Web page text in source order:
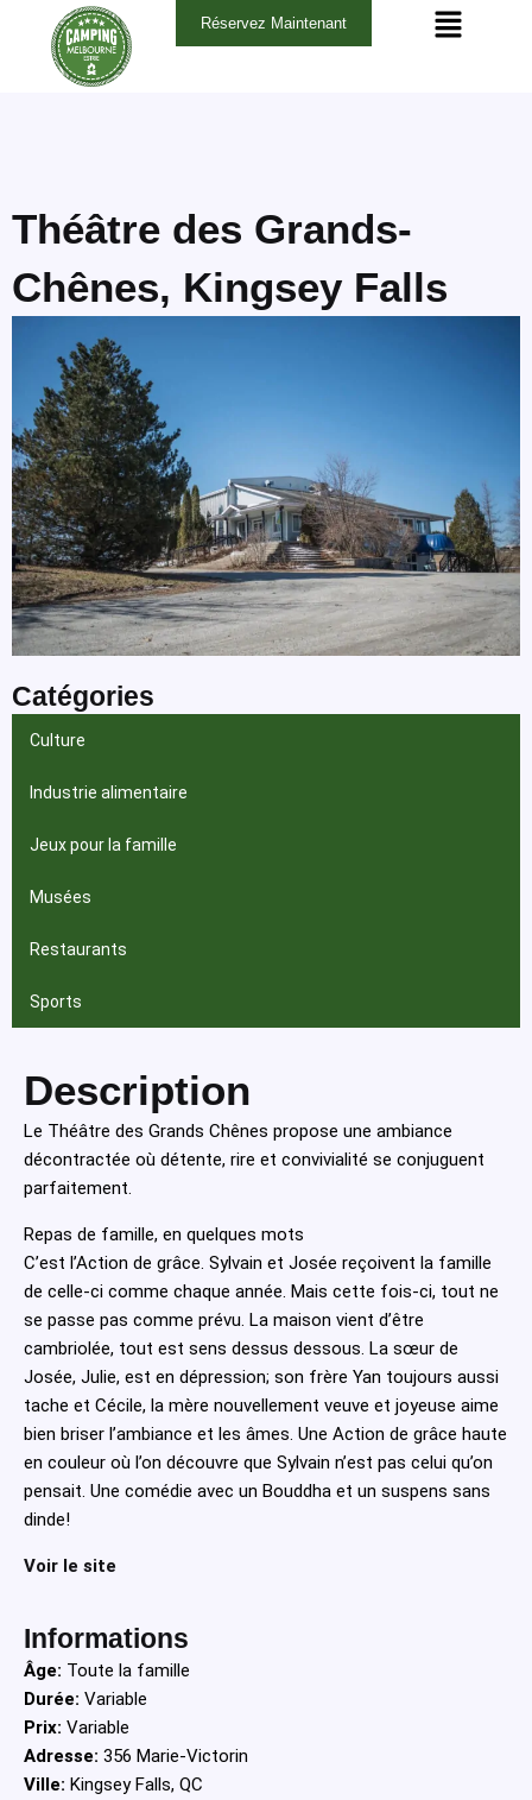
contenu
Réservez Maintenant
Théâtre des Grands-
Chênes, Kingsey Falls
Catégories
Culture
Industrie alimentaire
Jeux pour la famille
Musées
Restaurants
Sports
Description
Le Théâtre des Grands Chênes propose une ambiance
décontractée où détente, rire et convivialité se conjuguent
parfaitement.
Repas de famille, en quelques mots
C’est l’Action de grâce. Sylvain et Josée reçoivent la famille
de celle-ci comme chaque année. Mais cette fois-ci, tout ne
se passe pas comme prévu. La maison vient d’être
cambriolée, tout est sens dessus dessous. La sœur de
Josée, Julie, est en dépression; son frère Yan toujours aussi
tache et Cécile, la mère nouvellement veuve et joyeuse aime
bien briser l’ambiance et les âmes. Une Action de grâce haute
en couleur où l’on découvre que Sylvain n’est pas celui qu’on
pensait. Une comédie avec un Bouddha et un suspens sans
dinde!
Voir le site
Informations
Âge: Toute la famille
Durée: Variable
Prix: Variable
Adresse: 356 Marie-Victorin
Ville: Kingsey Falls, QC
Navigation
articles